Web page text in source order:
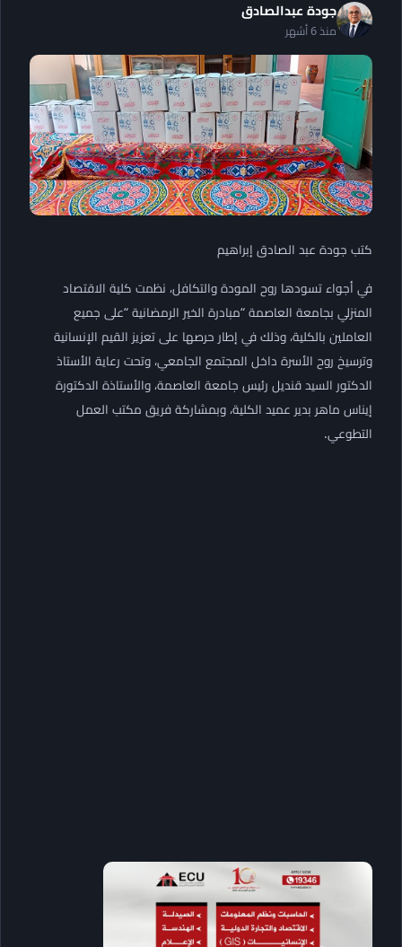
جودة عبدالصادق
منذ 6 أشهر
كتب جودة عبد الصادق إبراهيم
في أجواء تسودها روح المودة والتكافل، نظمت كلية الاقتصاد
المنزلي بجامعة العاصمة “مبادرة الخير الرمضانية “على جميع
العاملين بالكلية، وذلك في إطار حرصها على تعزيز القيم الإنسانية
وترسيخ روح الأسرة داخل المجتمع الجامعي، وتحت رعاية الأستاذ
الدكتور السيد قنديل رئيس جامعة العاصمة، والأستاذة الدكتورة
إيناس ماهر بدير عميد الكلية، وبمشاركة فريق مكتب العمل
التطوعي.